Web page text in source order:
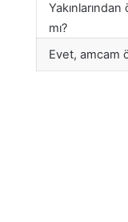
mı?
Evet, amcam